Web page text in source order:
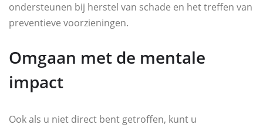
ondersteunen bij herstel van schade en het treffen van
preventieve voorzieningen.
Omgaan met de mentale
impact
Ook als u niet direct bent getroffen, kunt u